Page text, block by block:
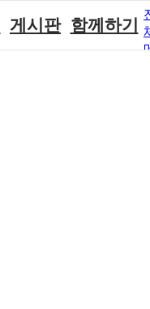
게시판 함께하기